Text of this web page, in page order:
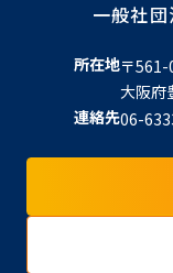
一般社
所在地〒561-
大阪府
連絡先06-